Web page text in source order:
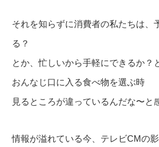
それを知らずに消費者の私たちは、
る？
とか、忙しいから手軽にできるか？
おんなじ口に入る食べ物を選ぶ時
見るところが違っているんだな〜と
情報が溢れている今、テレビCMの影